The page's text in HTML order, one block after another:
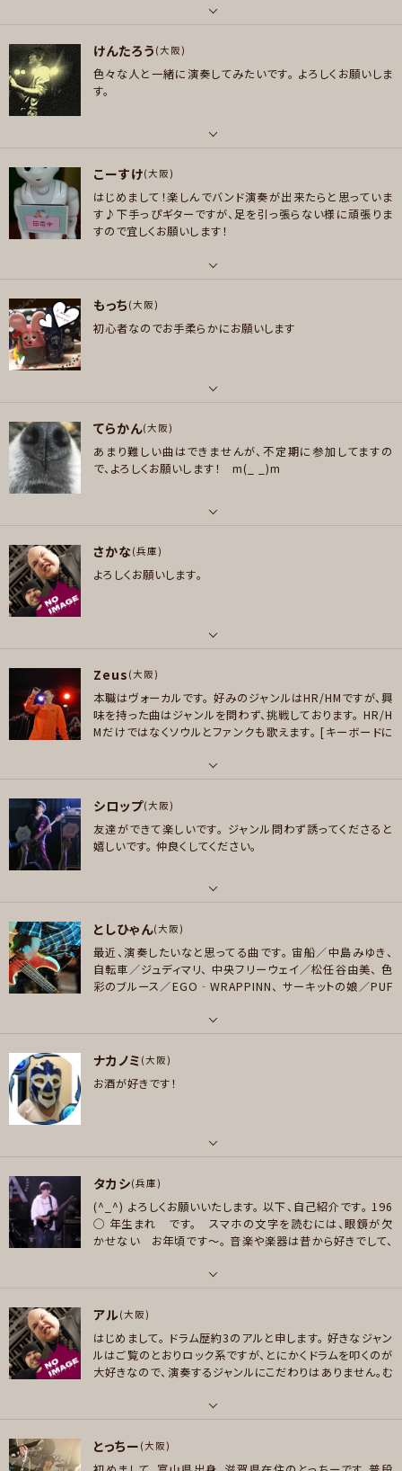
eppelin・Tamas Wells・あいみょん・赤い公園・斉藤和義・スピッツ・山下達
好きなジャンル
ポップス , ロック
プレイヤー参加予定
メッセージ
ドラム , パーカッション
好きなアーティスト
Radiohead, Coldplay, My Bloody Valentine, Sigur Ros, Jeff Buck
ley, Athelte, Travis, Phoenix,Beach House, James Blake, 浅井健
一, SHERBETS, 阿部芙蓉美, 安藤裕子, アイナ・ジ・エンド, Lily Chou-Ch
好きなジャンル
ロック , ジャズ/フュージョン , ボサノバ/ラテン
プレイヤー参加予定
けんたろう (大阪)
色々な人と一緒に演奏してみたいです。 よろしくお願いしま
す。
ギター
好きなアーティスト
LOVE PSYCHEDELICO GRAPEVINE 東京事変 The Allman Brothers B
and Red Hot Chili Peppers Blues Brothers Norah Jones Bob Dyla
好きなジャンル
ポップス , ロック , ファンク/ブルース , ソウル/R＆B
プレイヤー参加予定
こーすけ(大阪)
はじめまして！楽しんでバンド演奏が出来たらと思っていま
す♪下手っぴギターですが、足を引っ張らない様に頑張りま
すので宜しくお願いします！
ギター
好きなアーティスト
ラッド、SiamShade、エルレ、ホルモン、benfolds、BonJovi、CHAGE&ASK
A、凛として時雨、ゲス極、B'z、米津玄師、ワンオク、[Alexandros]、Fear,an
d Loathing in Las Vegas 、秦基博、METALLICA、extreme、oasis、Quee
好きなジャンル
ポップス , ロック , パンク/メロコア , ハードロック/ヘヴィメタル , スラッシ
ュメタル/デスメタル , ハードコア
メッセージ
もっち (大阪)
初心者なのでお手柔らかにお願いします
ベース
好きなアーティスト
THE BACK HORN・amazarashi・THE ORAL CIGARETTES・9mm parab
ellum bullet・Nothing's Carved In Stone・[Alexandros]・the HIATU
S・アルカラ・凛として時雨・米津玄師・眩暈SIREN・アニソンとかボカロとか。
好きなジャンル
ポップス , ロック
プレイヤー参加予定
てらかん(大阪)
あまり難しい曲はできませんが、不定期に参加してますの
で、よろしくお願いします！ m(_ _)m
ギター
好きなアーティスト
Char、石田長生、Judy and Mary、SHAKALABBITS、Rebecca、Lindber
g、aiko、10-feet、RC succession、D.T.B.W.B.、Novela、Deep Purple、R
ainbow、Iron Maiden、UFO、MSG、Scopions、Jeff Beck、Eric Clapto
好きなジャンル
ポップス , ロック , ハードロック/ヘヴィメタル , ファンク/ブルース , ソウル/
R＆B , アニソン/ボカロ
メッセージ
さかな (兵庫)
よろしくお願いします。
好きなジャンル
ポップス
Zeus (大阪)
本職はヴォーカルです。 好みのジャンルはHR/HMですが、興
味を持った曲はジャンルを問わず、挑戦しております。 HR/H
Mだけではなくソウルとファンクも歌えます。 [キーボードに
したが、やりたい曲が出てきたので自分で選曲した曲のメン
ーは練習との兼ね合いで判断します。
m.youtube.com/channel/UCMRLjsPA-XQ2vOfYBOy
2VNA
ボーカル , ピアノ/キーボード
好きなアーティスト
[洋楽] Van Halen /Black Sabbath/Rainbow /Iron Maiden/King Cri
飢魔Ⅱ/Awesome City Club/MONDO GROSSO
好きなジャンル
ハードロック/ヘヴィメタル , ファンク/ブルース , ソウル/R＆B
プレイヤー参加予定
シロップ(大阪)
友達ができて楽しいです。 ジャンル問わず誘ってくださると
嬉しいです。 仲良くしてください。
ボーカル , ギター , ベース
好きなアーティスト
BUMP OF CHICKEN ゆらゆら帝国 おとぼけビーバー THEピーズ syrup16
KEY FLYING KIDS くるり 斉藤和義 スガシカオ アジカン スピッツ Nirvana
好きなジャンル
ロック , ファンク/ブルース , スカ/ロカビリー
プレイヤー参加予定
としひゃん(大阪)
最近、演奏したいなと思ってる曲です。 宙船／中島みゆき、
自転車／ジュディマリ、 中央フリーウェイ／松任谷由美、 色
彩のブルース／EGO‐WRAPPINN、 サーキットの娘／PUF
METHING／BEATLES、
ベース
好きなアーティスト
サザンオールスターズ、松任谷由実、キャンディーズ、REBECCA、judy and
省吾、増田俊郎、ゲスの極み乙女。、カシオペア、ビートルズ、パスピエ、ToTo、
好きなジャンル
ポップス , ロック , ファンク/ブルース , ジャズ/フュージョン
プレイヤー参加予定
ナカノミ (大阪)
お酒が好きです！
ベース
好きなアーティスト
青春ブタ野郎はバニーガール先輩の夢を見ない/STEINS;GATE/無職転生/
アム/宇宙よりも遠い場所/ログ・ホライズン/葬送のフリーレン/ぼっち・ざ・ろ
違っている/五等分の花嫁/薬屋のひとりごと/氷菓 ◆鋼の錬金術師/SLAM D
UNK//呪術廻戦/寄生獣/めぞん一刻/東京喰種/ハチミツとクローバー/NAN
A/ご近所物語/星の瞳のシルエット
好きなジャンル
ポップス , ロック , ファンク/ブルース , ソウル/R＆B
タカシ(兵庫)
(^_^) よろしくお願いいたします。 以下、自己紹介です。 196
◯ 年生まれ です。 スマホの文字を読むには、眼鏡が欠
かせない お年頃です〜。 音楽や楽器は昔から好きでして、
有りまして。。。2015年に こちらのサークルへ始めて参加
禍はほとんど収束した 感じであり 平和な世の中が戻ってき
て よかったな と思っています。
最近では、、邦楽のポップス ロック です。好きな ギター
のタイプは、レスポールタイプ です。音楽と関係無いです
が、好きな 芸人さん、ユーチューバーさんは、、 ジャルジ
ギター , ベース
好きなアーティスト
こちらのプロフィールは、2024年6月 に 書いています。 好きなアーティス
ポップス , ロック , ハードロック/ヘヴィメタル , ファンク/ブルース , ジャズ/
フュージョン , ボサノバ/ラテン
アル(大阪)
はじめまして。 ドラム歴約3のアルと申します。 好きなジャン
ルはご覧のとおりロック系ですが、とにかくドラムを叩くのが
大好きなので、演奏するジャンルにこだわりはありません。む
な曲を演奏してみたいです。
ドラム
とっちー (大阪)